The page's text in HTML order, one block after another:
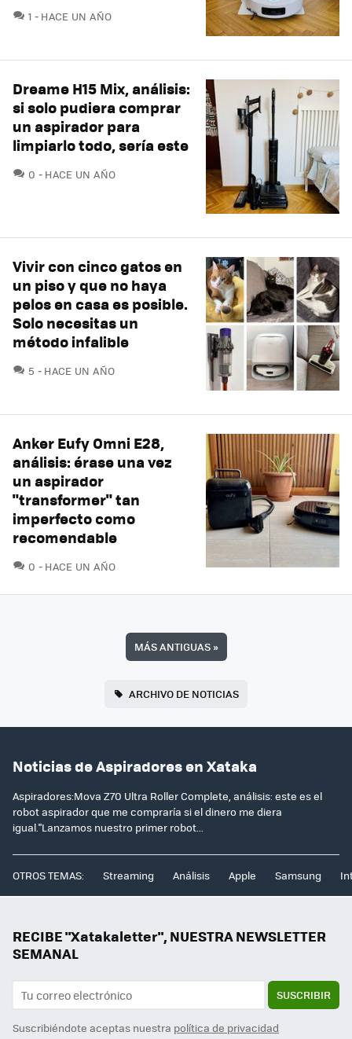
1 COMENTARIOS
HACE UN AÑO
Dreame H15 Mix, análisis:
si solo pudiera comprar
un aspirador para
limpiarlo todo, sería este
0 COMENTARIOS
HACE UN AÑO
Vivir con cinco gatos en
un piso y que no haya
pelos en casa es posible.
Solo necesitas un
método infalible
5 COMENTARIOS
HACE UN AÑO
Anker Eufy Omni E28,
análisis: érase una vez
un aspirador
"transformer" tan
imperfecto como
recomendable
0 COMENTARIOS
HACE UN AÑO
MÁS ANTIGUAS»
ARCHIVO DE NOTICIAS
Noticias de Aspiradores en Xataka
Aspiradores:Mova Z70 Ultra Roller Complete, análisis: este es el
robot aspirador que me compraría si el dinero me diera
igual."Lanzamos nuestro primer robot...
OTROS TEMAS: Streaming Análisis Apple Samsung
RECIBE "Xatakaletter", NUESTRA NEWSLETTER
SEMANAL
SUSCRIBIR
Suscribiéndote aceptas nuestra política de privacidad